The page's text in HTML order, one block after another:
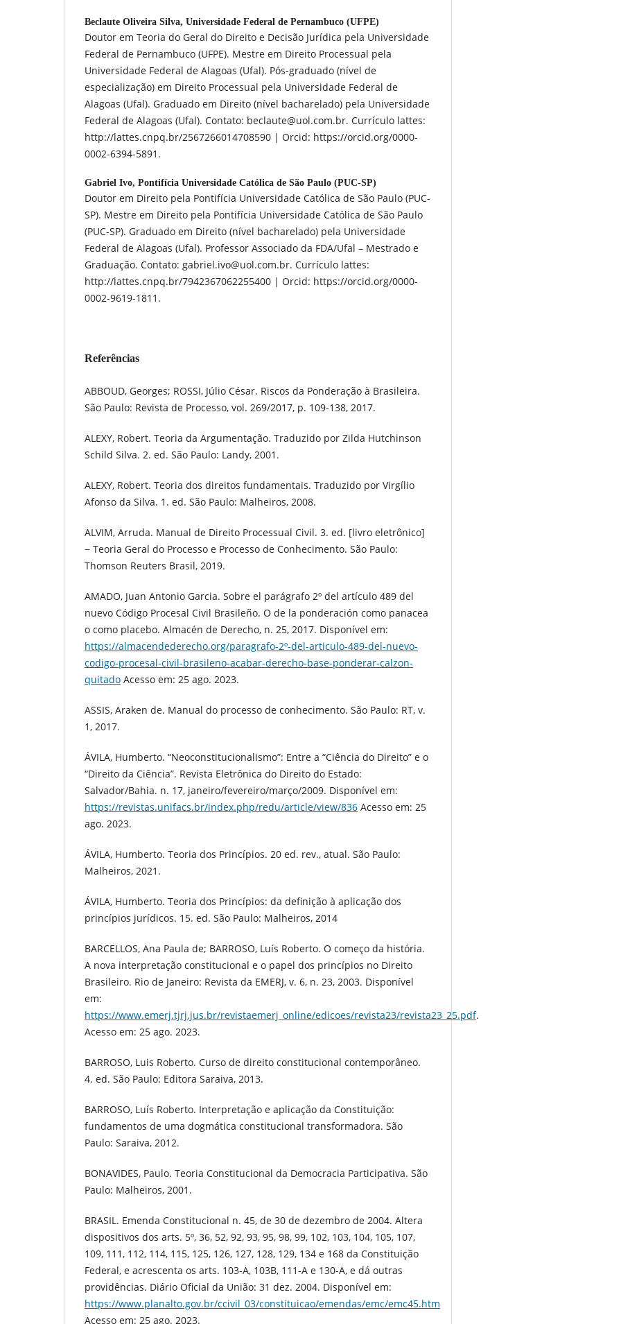
Beclaute Oliveira Silva, Universidade Federal de Pernambuco (UFPE)
Doutor em Teoria do Geral do Direito e Decisão Jurídica pela Universidade
Federal de Pernambuco (UFPE). Mestre em Direito Processual pela
Universidade Federal de Alagoas (Ufal). Pós-graduado (nível de
especialização) em Direito Processual pela Universidade Federal de
Alagoas (Ufal). Graduado em Direito (nível bacharelado) pela Universidade
Federal de Alagoas (Ufal). Contato: beclaute@uol.com.br. Currículo lattes:
http://lattes.cnpq.br/2567266014708590 | Orcid: https://orcid.org/0000-
0002-6394-5891.
Gabriel Ivo, Pontifícia Universidade Católica de São Paulo (PUC-SP)
Doutor em Direito pela Pontifícia Universidade Católica de São Paulo (PUC-
SP). Mestre em Direito pela Pontifícia Universidade Católica de São Paulo
(PUC-SP). Graduado em Direito (nível bacharelado) pela Universidade
Federal de Alagoas (Ufal). Professor Associado da FDA/Ufal – Mestrado e
Graduação. Contato: gabriel.ivo@uol.com.br. Currículo lattes:
http://lattes.cnpq.br/7942367062255400 | Orcid: https://orcid.org/0000-
0002-9619-1811.
Referências
ABBOUD, Georges; ROSSI, Júlio César. Riscos da Ponderação à Brasileira.
São Paulo: Revista de Processo, vol. 269/2017, p. 109-138, 2017.
ALEXY, Robert. Teoria da Argumentação. Traduzido por Zilda Hutchinson
Schild Silva. 2. ed. São Paulo: Landy, 2001.
ALEXY, Robert. Teoria dos direitos fundamentais. Traduzido por Virgílio
Afonso da Silva. 1. ed. São Paulo: Malheiros, 2008.
ALVIM, Arruda. Manual de Direito Processual Civil. 3. ed. [livro eletrônico]
− Teoria Geral do Processo e Processo de Conhecimento. São Paulo:
Thomson Reuters Brasil, 2019.
AMADO, Juan Antonio Garcia. Sobre el parágrafo 2º del artículo 489 del
nuevo Código Procesal Civil Brasileño. O de la ponderación como panacea
o como placebo. Almacén de Derecho, n. 25, 2017. Disponível em:
https://almacendederecho.org/paragrafo-2º-del-articulo-489-del-nuevo-
codigo-procesal-civil-brasileno-acabar-derecho-base-ponderar-calzon-
quitado Acesso em: 25 ago. 2023.
ASSIS, Araken de. Manual do processo de conhecimento. São Paulo: RT, v.
1, 2017.
ÁVILA, Humberto. “Neoconstitucionalismo”: Entre a “Ciência do Direito” e o
“Direito da Ciência”. Revista Eletrônica do Direito do Estado:
Salvador/Bahia. n. 17, janeiro/fevereiro/março/2009. Disponível em:
https://revistas.unifacs.br/index.php/redu/article/view/836 Acesso em: 25
ago. 2023.
ÁVILA, Humberto. Teoria dos Princípios. 20 ed. rev., atual. São Paulo:
Malheiros, 2021.
ÁVILA, Humberto. Teoria dos Princípios: da definição à aplicação dos
princípios jurídicos. 15. ed. São Paulo: Malheiros, 2014
BARCELLOS, Ana Paula de; BARROSO, Luís Roberto. O começo da história.
A nova interpretação constitucional e o papel dos princípios no Direito
Brasileiro. Rio de Janeiro: Revista da EMERJ, v. 6, n. 23, 2003. Disponível
em:
https://www.emerj.tjrj.jus.br/revistaemerj_online/edicoes/revista23/revista23_25.pdf.
Acesso em: 25 ago. 2023.
BARROSO, Luis Roberto. Curso de direito constitucional contemporâneo.
4. ed. São Paulo: Editora Saraiva, 2013.
BARROSO, Luís Roberto. Interpretação e aplicação da Constituição:
fundamentos de uma dogmática constitucional transformadora. São
Paulo: Saraiva, 2012.
BONAVIDES, Paulo. Teoria Constitucional da Democracia Participativa. São
Paulo: Malheiros, 2001.
BRASIL. Emenda Constitucional n. 45, de 30 de dezembro de 2004. Altera
dispositivos dos arts. 5º, 36, 52, 92, 93, 95, 98, 99, 102, 103, 104, 105, 107,
109, 111, 112, 114, 115, 125, 126, 127, 128, 129, 134 e 168 da Constituição
Federal, e acrescenta os arts. 103-A, 103B, 111-A e 130-A, e dá outras
providências. Diário Oficial da União: 31 dez. 2004. Disponível em:
https://www.planalto.gov.br/ccivil_03/constituicao/emendas/emc/emc45.htm
Acesso em: 25 ago. 2023.